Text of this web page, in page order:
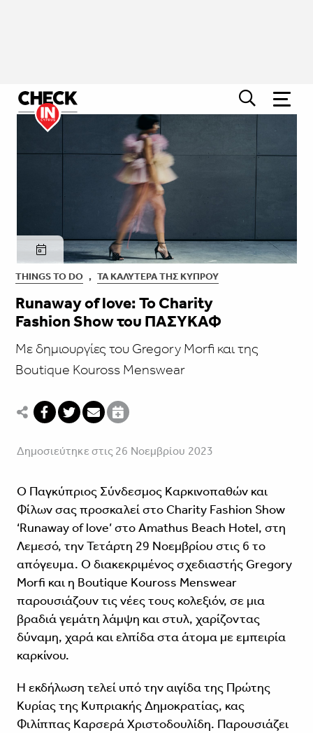
THINGS TO DO , ΤΑ ΚΑΛΎΤΕΡΑ ΤΗΣ ΚΎΠΡΟΥ
Runaway of love: Το Charity
Fashion Show του ΠΑΣΥΚΑΦ
Με δημιουργίες του Gregory Morfi και της
Boutique Kouross Menswear
Δημοσιεύτηκε στις 26 Νοεμβρίου 2023
O Παγκύπριος Σύνδεσμος Καρκινοπαθών και
Φίλων σας προσκαλεί στο Charity Fashion Show
‘Runaway of love’ στο Amathus Beach Hotel, στη
Λεμεσό, την Τετάρτη 29 Νοεμβρίου στις 6 το
απόγευμα. O διακεκριμένος σχεδιαστής Gregory
Morfi και η Boutique Kouross Menswear
παρουσιάζουν τις νέες τους κολεξιόν, σε μια
βραδιά γεμάτη λάμψη και στυλ, χαρίζοντας
δύναμη, χαρά και ελπίδα στα άτομα με εμπειρία
καρκίνου.
Η εκδήλωση τελεί υπό την αιγίδα της Πρώτης
Κυρίας της Κυπριακής Δημοκρατίας, κας
Φιλίππας Καρσερά Χριστοδουλίδη. Παρουσιάζει